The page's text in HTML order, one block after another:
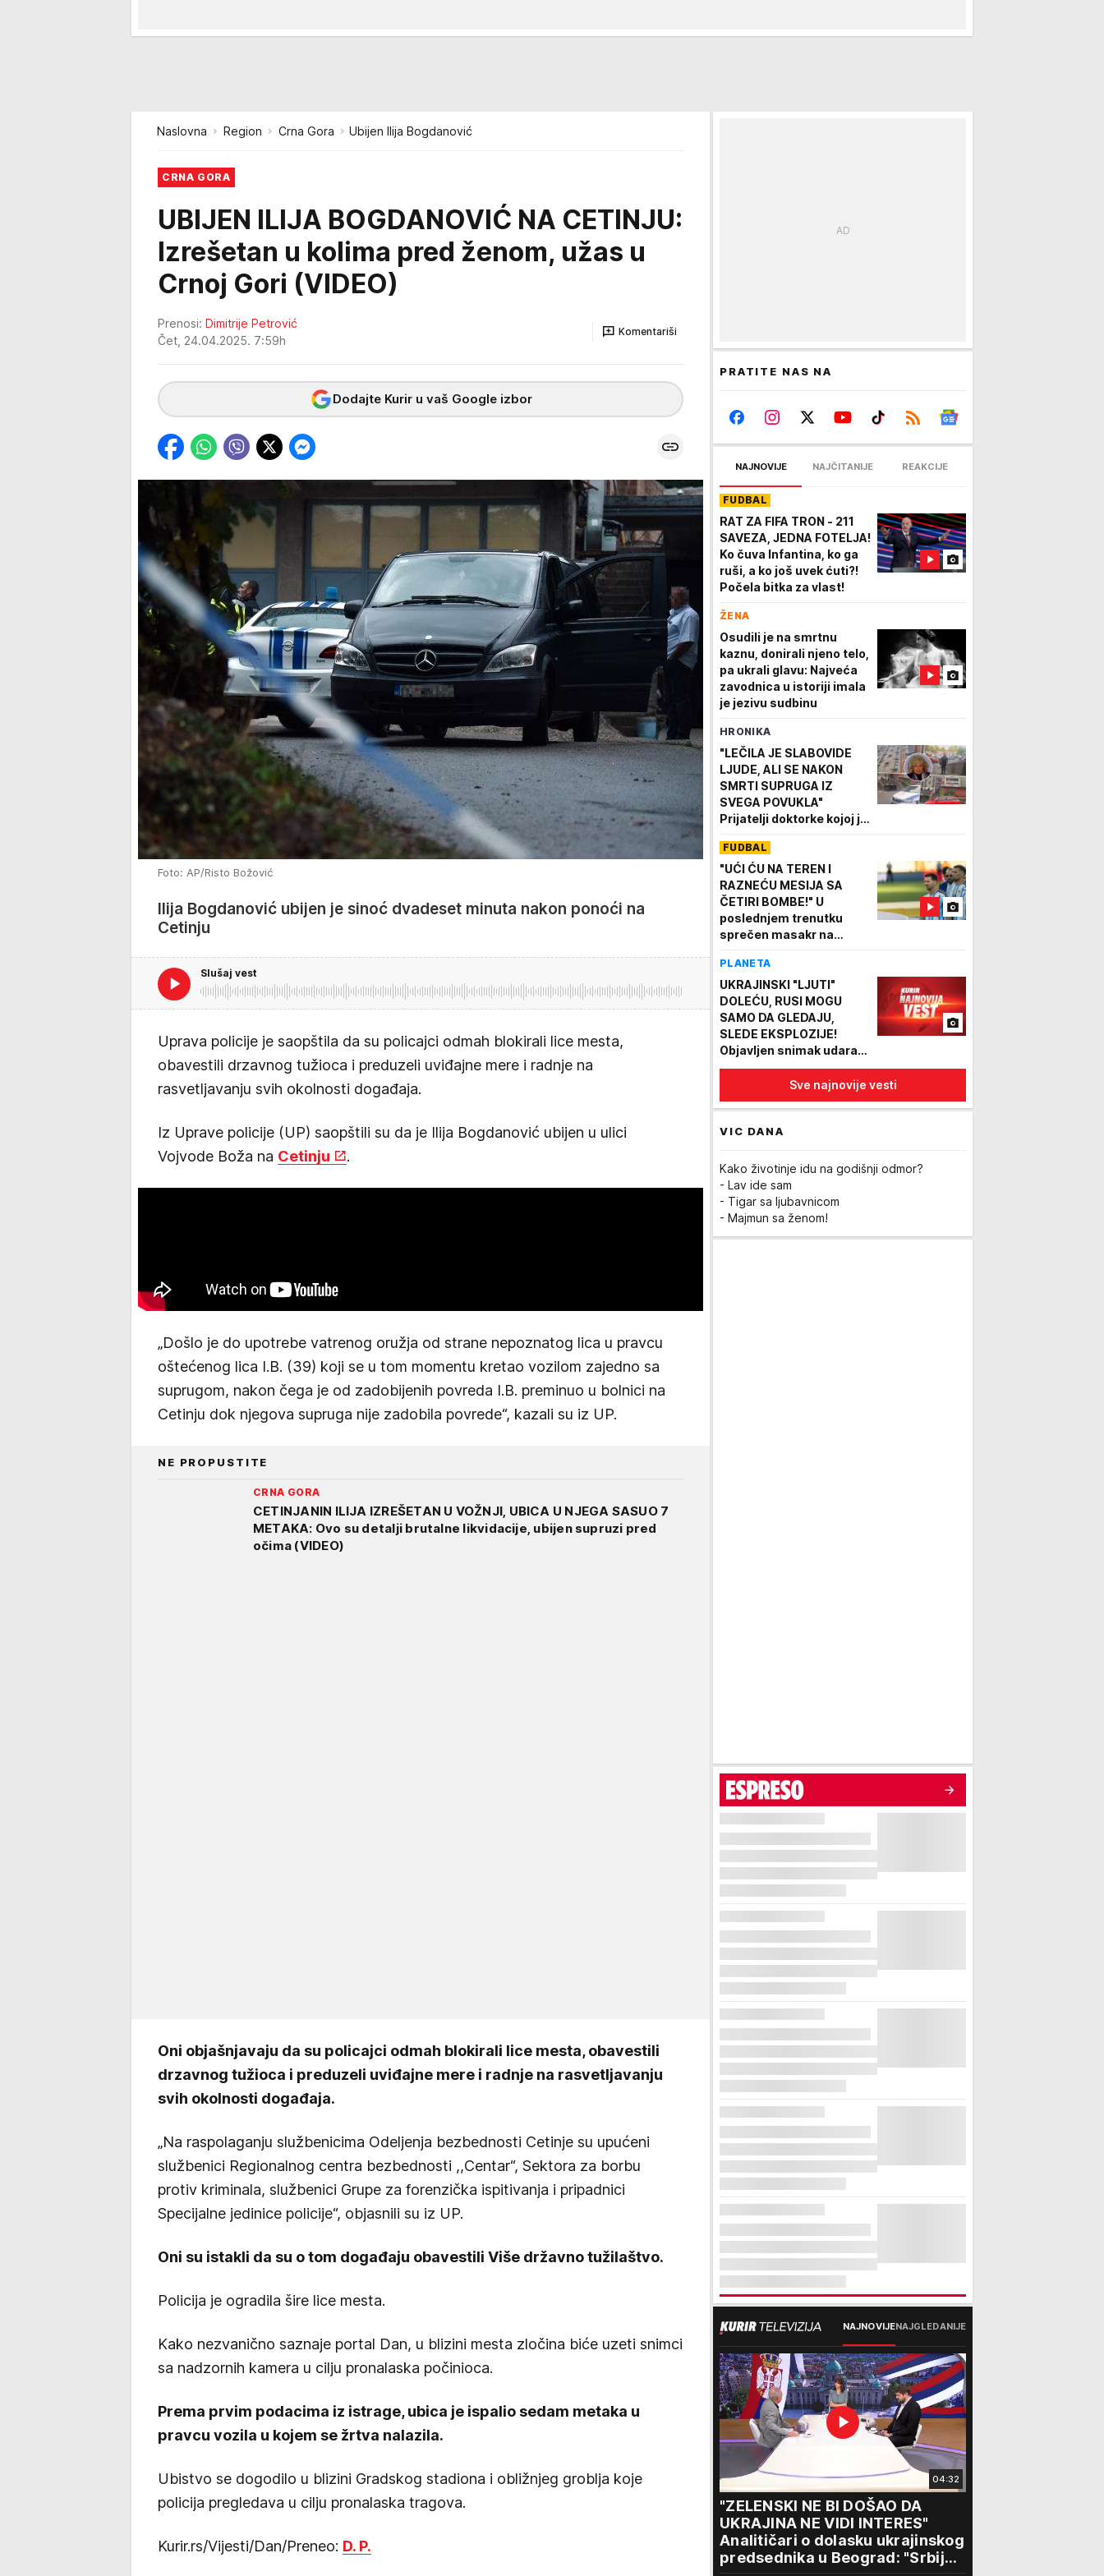
Naslovna Region Crna Gora Ubijen Ilija Bogdanović
CRNA GORA
UBIJEN ILIJA BOGDANOVIĆ NA CETINJU:
Izrešetan u kolima pred ženom, užas u
Crnoj Gori (VIDEO)
Prenosi: Dimitrije Petrović
Čet, 24.04.2025. 7:59h
Komentariši
Dodajte Kurir u vaš Google izbor
Foto: AP/Risto Božović
Ilija Bogdanović ubijen je sinoć dvadeset minuta nakon ponoći na
Cetinju
Slušaj vest
Uprava policije je saopštila da su policajci odmah blokirali lice mesta,
obavestili drzavnog tužioca i preduzeli uviđajne mere i radnje na
rasvetljavanju svih okolnosti događaja.
Iz Uprave policije (UP) saopštili su da je Ilija Bogdanović ubijen u ulici
Vojvode Boža na Cetinju .
„Došlo je do upotrebe vatrenog oružja od strane nepoznatog lica u pravcu
oštećenog lica I.B. (39) koji se u tom momentu kretao vozilom zajedno sa
suprugom, nakon čega je od zadobijenih povreda I.B. preminuo u bolnici na
Cetinju dok njegova supruga nije zadobila povrede“, kazali su iz UP.
NE PROPUSTITE
CRNA GORA
CETINJANIN ILIJA IZREŠETAN U VOŽNJI, UBICA U NJEGA SASUO 7
METAKA: Ovo su detalji brutalne likvidacije, ubijen supruzi pred
očima (VIDEO)
Oni objašnjavaju da su policajci odmah blokirali lice mesta, obavestili
drzavnog tužioca i preduzeli uviđajne mere i radnje na rasvetljavanju
svih okolnosti događaja.
„Na raspolaganju službenicima Odeljenja bezbednosti Cetinje su upućeni
službenici Regionalnog centra bezbednosti ,,Centar“, Sektora za borbu
protiv kriminala, službenici Grupe za forenzička ispitivanja i pripadnici
Specijalne jedinice policije“, objasnili su iz UP.
Oni su istakli da su o tom događaju obavestili Više državno tužilaštvo.
Policija je ogradila šire lice mesta.
Kako nezvanično saznaje portal Dan, u blizini mesta zločina biće uzeti snimci
sa nadzornih kamera u cilju pronalaska počinioca.
Prema prvim podacima iz istrage, ubica je ispalio sedam metaka u
pravcu vozila u kojem se žrtva nalazila.
Ubistvo se dogodilo u blizini Gradskog stadiona i obližnjeg groblja koje
policija pregledava u cilju pronalaska tragova.
Kurir.rs/Vijesti/Dan/Preneo: D. P.
PRATITE NAS NA
NAJNOVIJE NAJČITANIJE REAKCIJE
FUDBAL
RAT ZA FIFA TRON - 211
SAVEZA, JEDNA FOTELJA!
Ko čuva Infantina, ko ga
ruši, a ko još uvek ćuti?!
Počela bitka za vlast!
ŽENA
Osudili je na smrtnu
kaznu, donirali njeno telo,
pa ukrali glavu: Najveća
zavodnica u istoriji imala
je jezivu sudbinu
HRONIKA
"LEČILA JE SLABOVIDE
LJUDE, ALI SE NAKON
SMRTI SUPRUGA IZ
SVEGA POVUKLA"
Prijatelji doktorke kojoj je
FUDBAL
"UĆI ĆU NA TEREN I
RAZNEĆU MESIJA SA
ČETIRI BOMBE!" U
poslednjem trenutku
sprečen masakr na
Napadač najavio detalje
stravičnog plana
PLANETA
UKRAJINSKI "LJUTI"
DOLEĆU, RUSI MOGU
SAMO DA GLEDAJU,
SLEDE EKSPLOZIJE!
Objavljen snimak udara
dronova u Jekateriburgu,
na 2.000 km od granice
(FOTO, VIDEO)
Sve najnovije vesti
VIC DANA
Kako životinje idu na godišnji odmor?
- Lav ide sam
- Tigar sa ljubavnicom
- Majmun sa ženom!
NAJNOVIJENAJGLEDANIJE
04:32
"ZELENSKI NE BI DOŠAO DA
UKRAJINA NE VIDI INTERES"
Analitičari o dolasku ukrajinskog
predsednika u Beograd: "Srbija